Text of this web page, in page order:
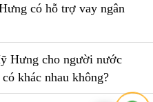
có hỗ trợ vay ngân
Hưng cho người nước
khác nhau không?